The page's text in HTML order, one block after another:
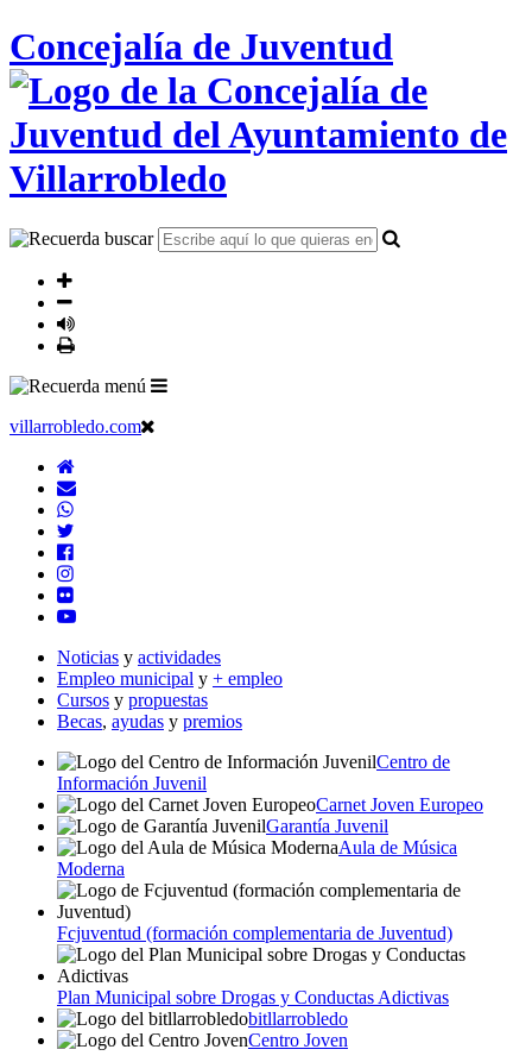
Concejalía de Juventud
villarrobledo.com
Noticias y actividades
Empleo municipal y + empleo
Cursos y propuestas
Becas, ayudas y premios
Centro de
Información Juvenil
Carnet Joven Europeo
Garantía Juvenil
Aula de Música
Moderna
Fcjuventud (formación complementaria de Juventud)
Plan Municipal sobre Drogas y Conductas Adictivas
bitllarrobledo
Centro Joven